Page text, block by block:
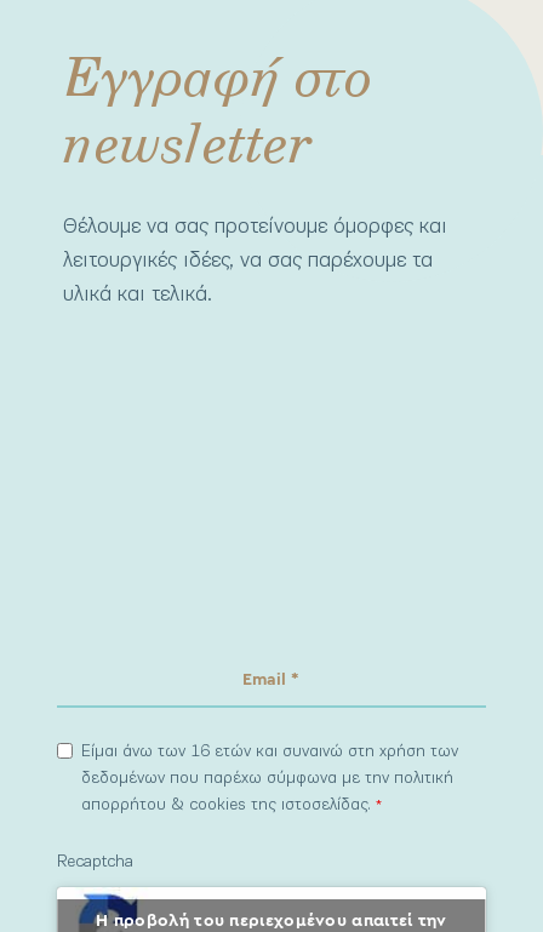
Εγγραφή στο
newsletter
Θέλουμε να σας προτείνουμε όμορφες και
λειτουργικές ιδέες, να σας παρέχουμε τα
υλικά και τελικά.
Είμαι άνω των 16 ετών και συναινώ στη χρήση των
δεδομένων που παρέχω σύμφωνα με την πολιτική
απορρήτου & cookies της ιστοσελίδας.*
Recaptcha
Η προβολή του περιεχομένου απαιτεί την